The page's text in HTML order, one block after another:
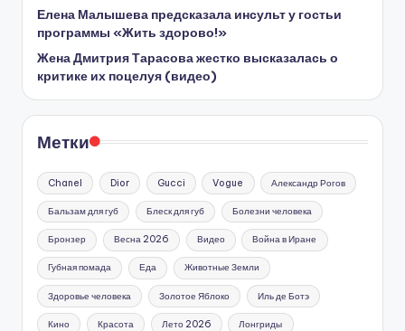
Елена Малышева предсказала инсульт у гостьи
программы «Жить здорово!»
Жена Дмитрия Тарасова жестко высказалась о
критике их поцелуя (видео)
Метки
Chanel Dior Gucci Vogue Александр Рогов
Бальзам для губ Блеск для губ Болезни человека
Бронзер Весна 2026 Видео Война в Иране
Губная помада Еда Животные Земли
Здоровье человека Золотое Яблоко Иль де Ботэ
Кино Красота Лето 2026 Лонгриды